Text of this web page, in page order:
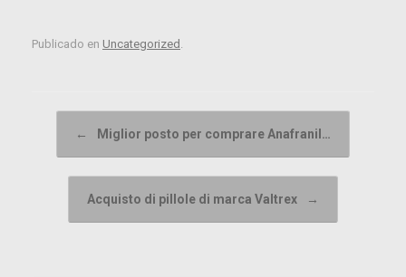
Publicado en Uncategorized .
← Miglior posto per comprare Anafranil…
Acquisto di pillole di marca Valtrex →